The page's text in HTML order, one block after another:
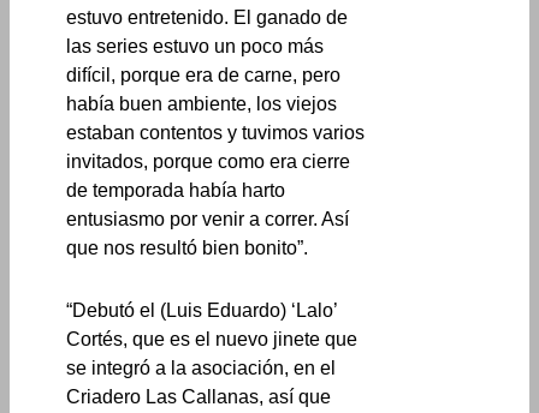
estuvo entretenido. El ganado de
las series estuvo un poco más
difícil, porque era de carne, pero
había buen ambiente, los viejos
estaban contentos y tuvimos varios
invitados, porque como era cierre
de temporada había harto
entusiasmo por venir a correr. Así
que nos resultó bien bonito”.
“Debutó el (Luis Eduardo) ‘Lalo’
Cortés, que es el nuevo jinete que
se integró a la asociación, en el
Criadero Las Callanas, así que